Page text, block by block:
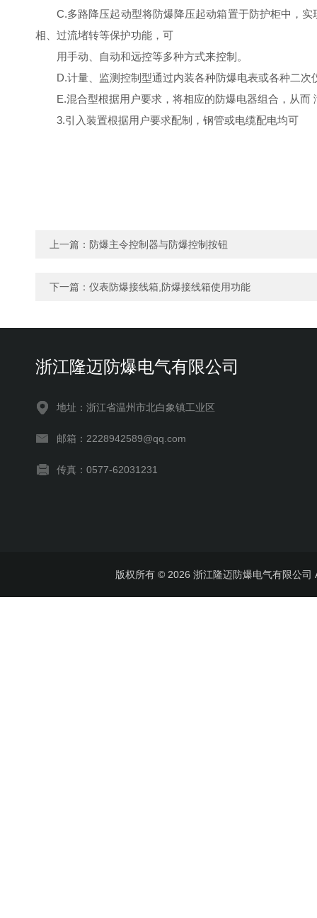
C.多路降压起动型将防爆降压起动箱置于防护柜中，
相、过流堵转等保护功能，可
用手动、自动和远控等多种方式来控制。
D.计量、监测控制型通过内装各种防爆电表或各种二
E.混合型根据用户要求，将相应的防爆电器组合，从
3.引入装置根据用户要求配制，钢管或电缆配电均可
上一篇： 防爆主令控制器与防爆控制按钮
下一篇： 仪表防爆接线箱,防爆接线箱使用功能
浙江隆迈防爆电气有限公司
地址：浙江省温州市北白象镇工业区
邮箱：2228942589@qq.com
传真：0577-62031231
版权所有 © 2026 浙江隆迈防爆电气有限